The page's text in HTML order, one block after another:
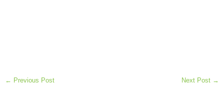
← Previous Post Next Post →